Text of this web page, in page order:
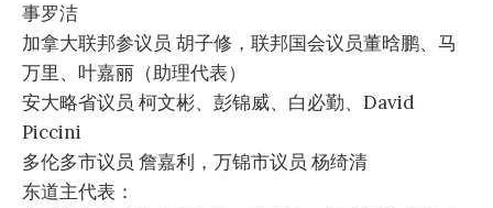
事罗洁
加拿大联邦参议员 胡子修，联邦国会议员董晗鹏、马
万里、叶嘉丽（助理代表）
安大略省议员 柯文彬、彭锦威、白必勤、David
Piccini
多伦多市议员 詹嘉利，万锦市议员 杨绮清
东道主代表：